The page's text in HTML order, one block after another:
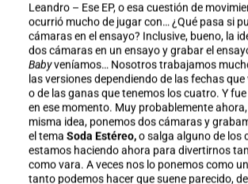
Leandro – Ese EP, o esa cuestión de
ocurrió mucho de jugar con… ¿Qué pasa si
cámaras en el ensayo? Inclusive, bueno, la
dos cámaras en un ensayo y grabar el
Babyveníamos… Nosotros trabajamos
las versiones dependiendo de las fechas que
o de las ganas que tenemos los cuatro. Y
en ese momento. Muy probablemente
misma idea, ponemos dos cámaras y
el tema Soda Estéreo,o salga alguno de los
estamos haciendo ahora para divertirnos
como vara. A veces nos lo ponemos como
tanto podemos hacer que suene parecido,